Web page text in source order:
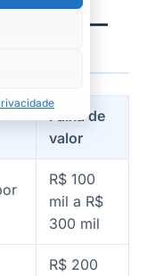
—
Faixa de
valor
R$ 100
mil a R$
300 mil
R$ 200